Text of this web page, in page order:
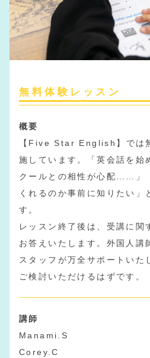
無料体験レッスン
概要
【Five Star English】では
施しています。「英会話を始
クールとの相性が心配……」
くれるのか事前に知りたい」
す。
レッスン終了後は、受講に関
お答えいたします。外国人講
スタッフが万全サポートいた
ご検討いただけるはずです。
講師
Manami.S
Corey.C